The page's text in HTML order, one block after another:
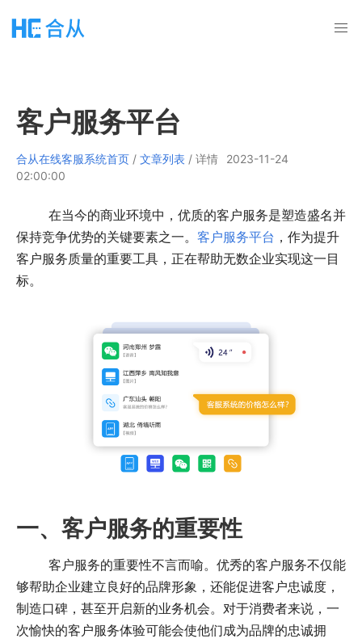
客户服务平台
合从在线客服系统首页 / 文章列表 / 详情
2023-11-24
02:00:00
在当今的商业环境中，优质的客户服务是塑造盛名并
保持竞争优势的关键要素之一。 客户服务平台 ，作为提升
客户服务质量的重要工具，正在帮助无数企业实现这一目
标。
一、客户服务的重要性
客户服务的重要性不言而喻。优秀的客户服务不仅能
够帮助企业建立良好的品牌形象，还能促进客户忠诚度，
制造口碑，甚至开启新的业务机会。对于消费者来说，一
次愉快的客户服务体验可能会使他们成为品牌的忠诚拥